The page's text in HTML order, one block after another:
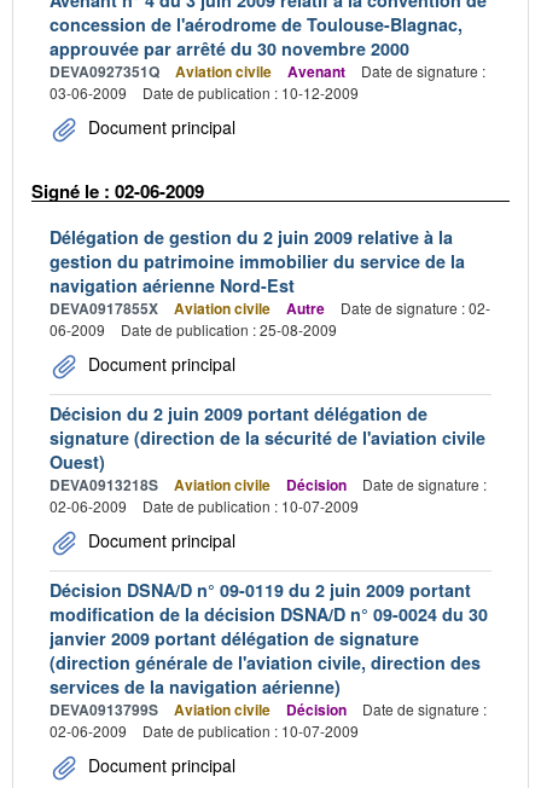
concession de l'aérodrome de Toulouse-Blagnac,
approuvée par arrêté du 30 novembre 2000
DEVA0927351Q Aviation civile Avenant
Date de signature :
03-06-2009
Date de publication : 10-12-2009
Document principal
Signé le : 02-06-2009
Délégation de gestion du 2 juin 2009 relative à la
gestion du patrimoine immobilier du service de la
navigation aérienne Nord-Est
DEVA0917855X Aviation civile Autre
Date de signature : 02-
06-2009
Date de publication : 25-08-2009
Document principal
Décision du 2 juin 2009 portant délégation de
signature (direction de la sécurité de l'aviation civile
Ouest)
DEVA0913218S Aviation civile Décision
Date de signature :
02-06-2009
Date de publication : 10-07-2009
Document principal
Décision DSNA/D n° 09-0119 du 2 juin 2009 portant
modification de la décision DSNA/D n° 09-0024 du 30
janvier 2009 portant délégation de signature
(direction générale de l'aviation civile, direction des
services de la navigation aérienne)
DEVA0913799S Aviation civile Décision
Date de signature :
02-06-2009
Date de publication : 10-07-2009
Document principal